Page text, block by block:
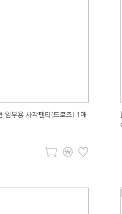
임부용 사각팬티(드로즈) 1매